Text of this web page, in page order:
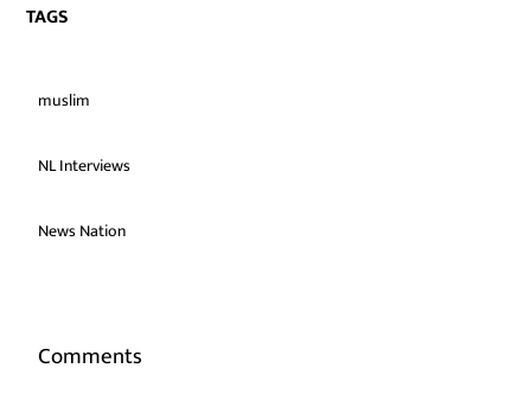
TAGS
muslim
NL Interviews
News Nation
Comments